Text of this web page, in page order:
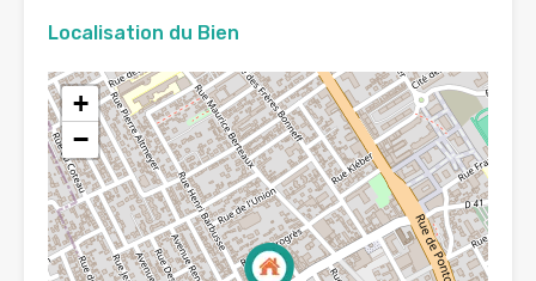
Localisation du Bien
+
−